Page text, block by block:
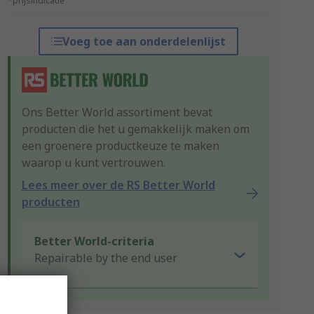
Voeg toe aan onderdelenlijst
Ons Better World assortiment bevat
producten die het u gemakkelijk maken om
een groenere productkeuze te maken
waarop u kunt vertrouwen.
Lees meer over de RS Better World
producten
Better World-criteria
Repairable by the end user